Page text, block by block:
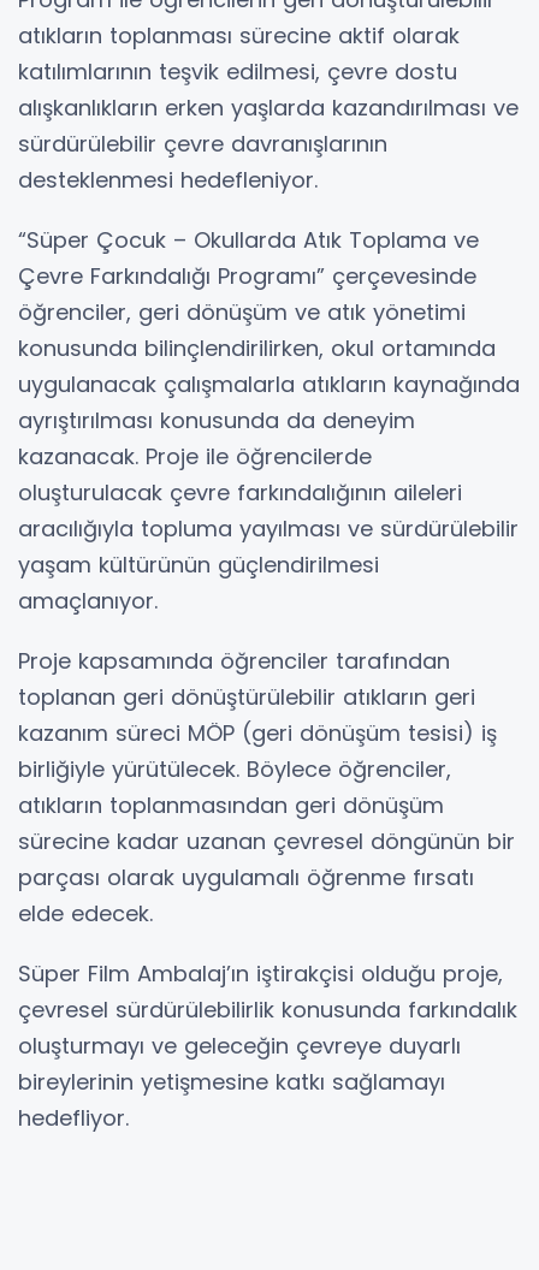
atıkların toplanması sürecine aktif olarak
katılımlarının teşvik edilmesi, çevre dostu
alışkanlıkların erken yaşlarda kazandırılması ve
sürdürülebilir çevre davranışlarının
desteklenmesi hedefleniyor.
“Süper Çocuk – Okullarda Atık Toplama ve
Çevre Farkındalığı Programı” çerçevesinde
öğrenciler, geri dönüşüm ve atık yönetimi
konusunda bilinçlendirilirken, okul ortamında
uygulanacak çalışmalarla atıkların kaynağında
ayrıştırılması konusunda da deneyim
kazanacak. Proje ile öğrencilerde
oluşturulacak çevre farkındalığının aileleri
aracılığıyla topluma yayılması ve sürdürülebilir
yaşam kültürünün güçlendirilmesi
amaçlanıyor.
Proje kapsamında öğrenciler tarafından
toplanan geri dönüştürülebilir atıkların geri
kazanım süreci MÖP (geri dönüşüm tesisi) iş
birliğiyle yürütülecek. Böylece öğrenciler,
atıkların toplanmasından geri dönüşüm
sürecine kadar uzanan çevresel döngünün bir
parçası olarak uygulamalı öğrenme fırsatı
elde edecek.
Süper Film Ambalaj’ın iştirakçisi olduğu proje,
çevresel sürdürülebilirlik konusunda farkındalık
oluşturmayı ve geleceğin çevreye duyarlı
bireylerinin yetişmesine katkı sağlamayı
hedefliyor.